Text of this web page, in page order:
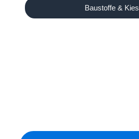
Baustoffe & Kies